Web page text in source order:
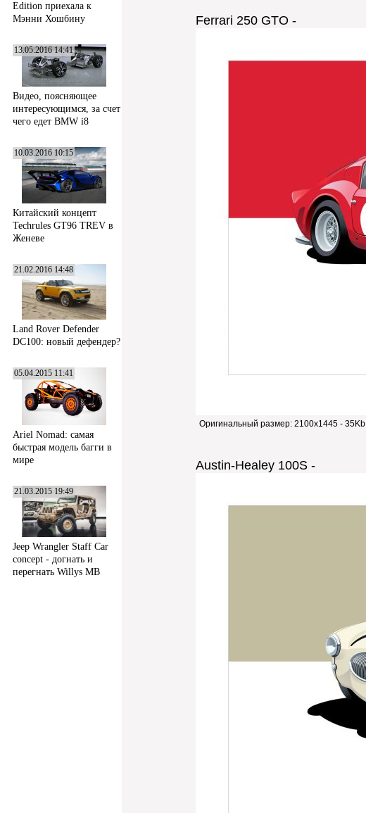
Edition приехала к
Мэнни Хошбину
13.05.2016 14:41
Видео, поясняющее
интересующимся, за счет
чего едет BMW i8
10.03.2016 10:15
Китайский концепт
Techrules GT96 TREV в
Женеве
21.02.2016 14:48
Land Rover Defender
DC100: новый дефендер?
05.04.2015 11:41
Ariel Nomad: самая
быстрая модель багги в
мире
21.03.2015 19:49
Jeep Wrangler Staff Car
concept - догнать и
перегнать Willys MB
Ferrari 250 GTO -
Оригинальный размер: 2100x1445 - 35Kb
Austin-Healey 100S -